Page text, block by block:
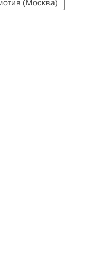
(Москва)